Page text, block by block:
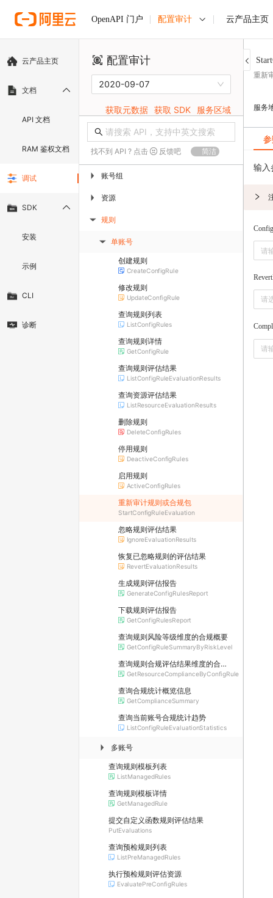
OpenAPI 门户 配置审计 云产品主页
云产品主页
文档
API 文档
RAM 鉴权文档
调试
SDK
安装
示例
CLI
诊断
配置审计
2020-09-07
获取元数据 获取 SDK 服务区域
找不到 API ? 点击 反馈吧 简洁
▶ 账号组
▶ 资源
▶ 规则
▶ 单账号
创建规则
CreateConfigRule
修改规则
UpdateConfigRule
查询规则列表
ListConfigRules
查询规则详情
GetConfigRule
查询规则评估结果
ListConfigRuleEvaluationResults
查询资源评估结果
ListResourceEvaluationResults
删除规则
DeleteConfigRules
停用规则
DeactiveConfigRules
启用规则
ActiveConfigRules
重新审计规则或合规包
StartConfigRuleEvaluation
忽略规则评估结果
IgnoreEvaluationResults
恢复已忽略规则的评估结果
RevertEvaluationResults
生成规则评估报告
GenerateConfigRulesReport
下载规则评估报告
GetConfigRulesReport
查询规则风险等级维度的合规概要
GetConfigRuleSummaryByRiskLevel
查询规则合规评估结果维度的合规概要
GetResourceComplianceByConfigRule
查询合规统计概览信息
GetComplianceSummary
查询当前账号合规统计趋势
ListConfigRuleEvaluationStatistics
▶ 多账号
查询规则模板列表
ListManagedRules
查询规则模板详情
GetManagedRule
提交自定义函数规则评估结果
PutEvaluations
查询预检规则列表
ListPreManagedRules
执行预检规则评估资源
EvaluatePreConfigRules
重新
服务
输入
请